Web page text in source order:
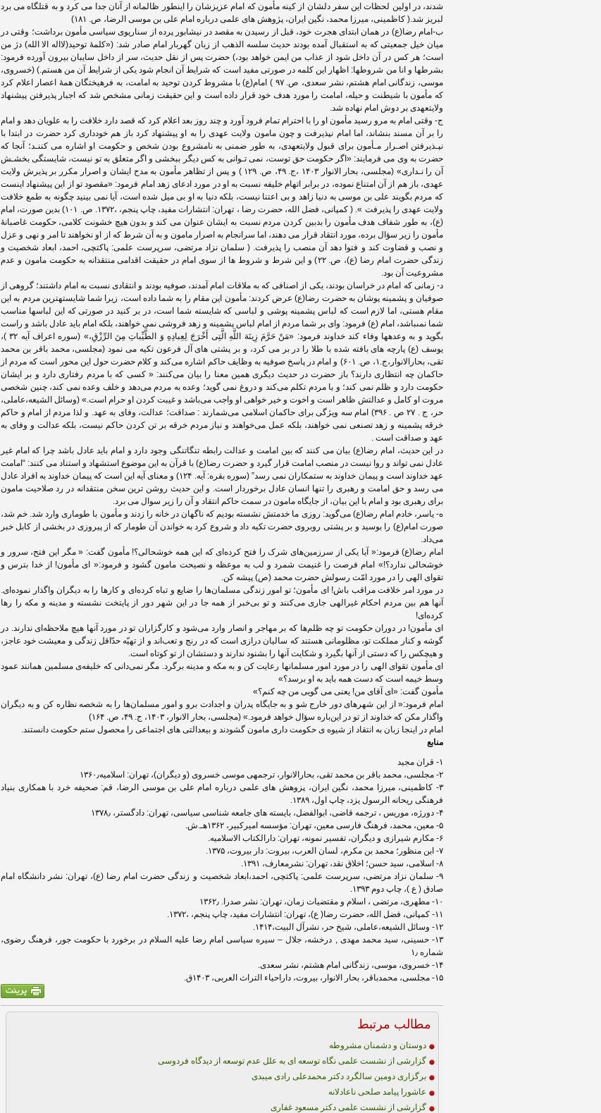
شدند، در اولین لحظات این سفر دلشان از کینه مأمون که امام عزیزشان را اینطور ظالمانه از آنان جدا می کرد و به قتلگاه می برد
لبریز شد.( کاظمینی، میرزا محمد، نگین ایران، پژوهش های علمی درباره امام علی بن موسی الرضا، ص. ۱۸۱)
ب-امام رضا(ع) در همان ابتدای هجرت خود، قبل از رسیدن به مقصد در نیشابور پرده از سناریوی سیاسی مأمون برداشت؛ وقتی در
میان خیل جمعیتی که به استقبال آمده بودند حدیث سلسه الذهب از زبان گهربار امام صادر شد: («کلمۀ توحید(لااله الا الله) دژ من
است؛ هر کس در آن داخل شود از عذاب من ایمن خواهد بود،) حضرت پس از نقل حدیث، سر از داخل سایبان بیرون آورده فرمود:
بشرطها و انا من شروطها: اظهار این کلمه در صورتی مفید است که شرایط آن انجام شود یکی از شرایط آن من هستم.) (خسروی،
موسی، زندگانی امام هشتم، نشر سعدی، ص. ۹۷ ) امام(ع) با مشروط کردن توحید به امامت، به فرهیختگان همۀ اعصار اعلام کرد
که مأمون با شیطنت و حیله، امامت را مورد هدف خود قرار داده است و این حقیقت زمانی مشخص شد که اجبار پذیرفتن پیشنهاد
ولایتعهدی بر دوش امام نهاده شد.
ج- وقتی امام به مرو رسید مأمون او را با احترام تمام فرود آورد و چند روز بعد اعلام کرد که قصد دارد خلافت را به علویان دهد و امام
را بر آن مسند بنشاند، اما امام نپذیرفت و چون مامون ولایت عهدی را به او پیشنهاد کرد باز هم خودداری کرد حضرت در ابتدا با
نپـذیرفتن اصـرار مـأمون برای قبول ولایتعهدی، به طور ضمنی به نامشروع بودن شخص و حکومت او اشاره می کننـد؛ آنجا که
حضرت به وی می فرمایند: «اگر حکومت حق توست، نمی تـوانی به کس دیگر ببخشی و اگر متعلق به تو نیست، شایستگی بخشـش
آن را نـداری» (مجلسی، بحار الانوار ۱۴۰۳ ،ج. ۴۹، ص. ۱۲۹ ) و پس از تظاهر مأمون به مدح ایشان و اصرار مکرر بر پذیرش ولایت
عهدی، باز هم از آن امتناع نموده، در برابر اتهام خلیفه نسبت به او در مورد ادعای زهد امام فرمود: «مقصود تو از این پیشنهاد اینست
که مردم بگویند علی بن موسی به دنیا زاهد و بی اعتنا نیست، بلکه دنیا به او بی میل شده است، آیا نمی بینید چگونه به طمع خلافت
ولایت عهدی را پذیرفت ». ( کمپانی، فضل الله، حضرت رضا ، تهران: انتشارات مفید، چاپ پنجم، ،۱۳۷۲. ص. ۱۰۱) بدین صورت، امام
(ع)، به طور شفاف هدف مأمون را بدبین کردن مردم نسبت به ایشان عنوان می کند و بدون هیچ خشونت کلامی، حکومت غاصبانۀ
مأمون را زیر سؤال برده، مورد انتقاد قرار می دهند، اما سرانجام به اصرار مامون و به آن شرط که از او نخواهند تا امر و نهی و عزل
و نصب و قضاوت کند و فتوا دهد آن منصب را پذیرفت. ( سلمان نزاد مرتضی، سرپرست علمی: پاکتچی، احمد، ابعاد شخصیت و
زندگی حضرت امام رضا (ع)، ص. ۲۲) و این شرط و شروط ها از سوی امام در حقیقت اقدامی منتقدانه به حکومت مامون و عدم
مشروعیت آن بود.
د- زمانی که امام در خراسان بودند، یکی از اصنافی که به ملاقات امام آمدند، صوفیه بودند و انتقادی نسبت به امام داشتند؛ گروهى از
صوفیان و پشمینه پوشان به حضرت رضا(ع) عرض کردند: مأمون این مقام را به شما داده است، زیرا شما شایسته‏ترین مردم به این
مقام هستى، اما لازم است که لباس پشمینه پوشى و لباسى که شایسته شما است، در بر کنید در صورتى که این لباسها مناسب
شما نمى‏باشد، امام (ع) فرمود: واى بر شما مردم از امام لباس پشمینه و زهد فروشی نمی خواهند، بلکه امام باید عادل باشد و راست
بگوید و به وعده‏ها وفاء کند خداوند فرمود: «مَنْ حَرَّمَ زِینَهَ اللَّهِ الَّتِی أَخْرَجَ لِعِبادِهِ وَ الطَّیِّباتِ مِنَ الرِّزْقِ،» (سوره اعراف آیه ۳۲ )،
یوسف (ع) پارچه‏ هاى بافته شده با طلا را در بر مى‏ کرد، و بر پشتى‏ هاى آل فرعون تکیه مى ‏نمود (مجلسی، محمد باقر بن محمد
تقی، بحارالانوار،ج.‏۱، ص. ۶۰۱) و امام در پاسخ صوفیه به وظایف حاکم اشاره می‌کند و کلام حضرت حول این محور است که مردم از
حاکمان چه انتظاری دارند؟ باز حضرت در حدیث دیگری همین معنا را بیان می‌کنند: « کسی که با مردم رفتاری دارد و بر ایشان
حکومت دارد و ظلم نمی کند؛ و با مردم تکلم می‌کند و دروغ نمی گوید؛ وعده به مردم می‌دهد و خلف وعده نمی کند، چنین شخصی
مروت او کامل و عدالتش ظاهر است و اخوت و خیر خواهی او واجب می‌باشد و غیبت کردن او حرام است.» (وسائل‏ الشیعه،عاملی،
حر، ج . ۲۷ ص . ۳۹۶) امام سه ویژگی برای حاکمان اسلامی می‌شمارند : صداقت؛ عدالت، وفای به عهد. و لذا مردم از امام و حاکم
خرقه پشمینه و زهد تصنعی نمی خواهند، بلکه عمل می‌خواهند و نیاز مردم خرقه بر تن کردن حاکم نیست، بلکه عدالت و وفای به
عهد و صداقت است .
در این حدیث، امام رضا(ع) بیان می کنند که بین امامت و عدالت رابطه تنگاتنگی وجود دارد و امام باید عادل باشد چرا که امام غیر
عادل نمی تواند و روا نیست در منصب امامت قرار گیرد و حضرت رضا(ع) با قرآن به این موضوع استشهاد و استناد می کنند: “امامت
عهد خداوند است و پیمان خداوند به ستمکاران نمی رسد” (سوره بقره: آیه. ۱۲۴) و معنای آیه این است که پیمان خداوند به افراد عادل
می رسد و حق امامت و رهبری را تنها انسان عادل برخوردار است. و این حدیث روشن ترین سخن منتقدانه در رد صلاحیت مامون
برای رهبری بود و امام با این بیان، از جایگاه مامون در سمت حاکم انتقاد و آن را زیر سوال می برد.
ه- یاسر، خادم امام رضا(ع) می‌گوید: روزی ما خدمتش نشسته بودیم که ناگهان در خانه را زدند و مأمون با طوماری وارد شد. خم شد،
صورت امام(ع) را بوسید و بر پشتی روبروی حضرت تکیه داد و شروع کرد به خواندن آن طومار که از پیروزی در بخشی از کابل خبر
می‌داد.
امام رضا(ع) فرمود:« آیا یکی از سرزمین‌های شرک را فتح کرده‌ای که این‌ همه خوشحالی؟! مأمون گفت: « مگر این فتح، سرور و
خوشحالی ندارد؟!» امام فرصت را غنیمت شمرد و لب به موعظه و نصیحت مامون گشود و فرمود:« ای مأمون! از خدا بترس و
تقوای الهی را در مورد امّت رسولش حضرت محمد (ص) پیشه کن.
در مورد امر خلافت مراقب باش! ای مأمون؛ تو امور زندگی مسلمان‌ها را ضایع و تباه کرده‌ای و کارها را به دیگران واگذار نموده‌ای.
آنها هم بین مردم احکام غیرالهی جاری می‌کنند و تو بی‌خبر از همه جا در این شهر دور از پایتخت نشسته و مدینه و مکه را رها
کرده‌ای!
ای مأمون! در دوران حکومت تو چه ظلم‌ها که بر مهاجر و انصار وارد می‌شود و کارگزاران تو در مورد آنها هیچ ملاحظه‌ای ندارند. در
گوشه و کنار مملکت تو، مظلومانی هستند که سالیان درازی است که در رنج و تعب‌اند و از تهیّه حدّاقل زندگی و معیشت خود عاجز،
و هیچکس را که دستی از آنها بگیرد و شکایت آنها را بشنود ندارند و دستشان از تو کوتاه است.
ای مأمون تقوای الهی را در مورد امور مسلمانها رعایت کن و به مکه و مدینه برگرد. مگر نمی‌دانی که خلیفه‌ی مسلمین همانند عمود
وسط خیمه است که دست همه باید به او برسد؟»
مأمون گفت: «ای آقای من! یعنی می گویی من چه کنم؟»
امام فرمود:« از این شهرهای دور خارج شو و به جایگاه پدران و اجدادت برو و امور مسلمان‌ها را به شخصه نظاره کن و به دیگران
واگذار مکن که خداوند از تو در این‌باره سؤال خواهد فرمود.» (مجلسی، بحار الانوار، ۱۴۰۳، ج. ۴۹، ص. ۱۶۴)
امام در اینجا زبان به انتقاد از شیوه ی حکومت داری مامون گشودند و بیعدالتی های اجتماعی را محصول ستم حکومت دانستند.
منابع
۱- قران مجید
۲- مجلسی، محمد باقر بن محمد تقی، بحارالانوار، ترجمه‏ی موسی خسروی (و دیگران)، تهران: اسلامیه۱۳۶۰٫
۳- کاظمینی، میرزا محمد، نگین ایران، پزوهش های علمی درباره امام علی بن موسی الرضا، قم: صحیفه خرد با همکاری بنیاد
فرهنگی ریحانه الرسول یزد، چاپ اول، ۱۳۸۹.
۴- دورژه، موریس ، ترجمه قاضی، ابوالفضل، بایسته های جامعه شناسی سیاسی، تهران: دادگستر، ۱۳۷۸٫
۵- معین، محمد، فرهنگ فارسی معین، تهران: مؤسسه امیرکبیر، ۱۳۶۲هـ.ش.
۶- مکارم شیرازی و دیگران، تفسیر نمونه، تهران: دارالکتاب الاسلامیه.
۷- ابن منظور؛ محمد بن مکرم، لسان العرب، بیروت: دار بیروت، ۱۳۷۵.
۸- اسلامی، سید حسن؛ اخلاق نقد، تهران: نشرمعارف، ۱۳۹۱.
۹- سلمان نزاد مرتضی، سرپرست علمی: پاکتچی، احمد،ابعاد شخصیت و زندگی حضرت امام رضا (ع)، تهران: نشر دانشگاه امام
صادق ( ع )، چاپ دوم ۱۳۹۳.
۱۰- مطهری، مرتضی ، اسلام و مقتضیات زمان، تهران: نشر صدرا. ۱۳۶۲٫
۱۱- کمپانی، فضل الله، حضرت رضا( ع)، تهران: انتشارات مفید، چاپ پنجم، ،۱۳۷۲.
۱۲- وسائل‏ الشیعه،عاملی، شیخ حر، نشرآل البیت،۱۴۱۴.
۱۳- حسینی، سید محمد مهدی , درخشه، جلال – سیره سیاسی امام رضا علیه السلام در برخورد با حکومت جور، فرهنگ رضوی،
شماره ۱٫
۱۴- خسروی، موسی، زندگانی امام هشتم، نشر سعدی.
۱۵- مجلسی، محمدباقر، بحار الانوار، بیروت، داراحیاء التراث العربی، ۱۴۰۳ق.
مطالب مرتبط
دوستان و دشمنان مشروطه
گزارشی از نشست علمی نگاه توسعه ای به علل عدم توسعه از دیدگاه فردوسی
برگزاری دومین سالگرد دکتر محمدعلی رادی میبدی
عاشورا پیامد صلحی ناعادلانه
گزارشی از نشست علمی دکتر مسعود غفاری